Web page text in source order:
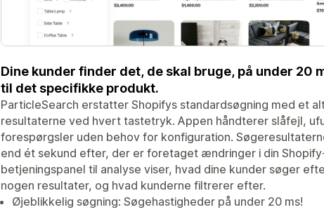
Dine kunder finder det, de skal bruge, på under 20
til det specifikke produkt.
ParticleSearch erstatter Shopifys standardsøgning med et
resultaterne ved hvert tastetryk. Appen håndterer slåfejl,
forespørgsler uden behov for konfiguration.
end ét sekund efter, der er foretaget ændringer i din
betjeningspanel til analyse viser, hvad dine kunder søger
nogen resultater, og hvad kunderne filtrerer efter.
Øjeblikkelig søgning: Søgehastigheder på under 20 ms!